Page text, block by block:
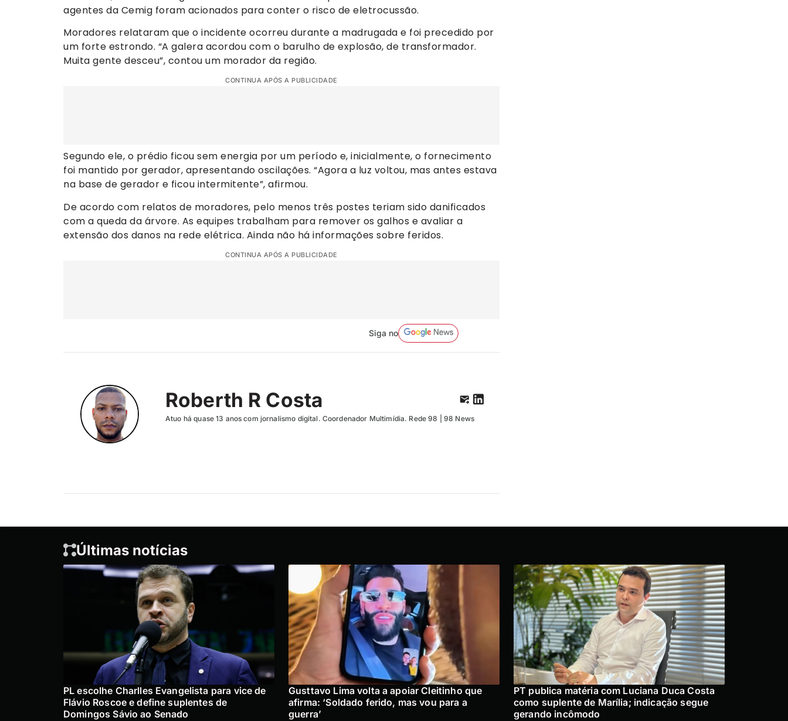
agentes da Cemig foram acionados para conter o risco de eletrocussão.
Moradores relataram que o incidente ocorreu durante a madrugada e foi precedido por
um forte estrondo. “A galera acordou com o barulho de explosão, de transformador.
Muita gente desceu”, contou um morador da região.
CONTINUA APÓS A PUBLICIDADE
Segundo ele, o prédio ficou sem energia por um período e, inicialmente, o fornecimento
foi mantido por gerador, apresentando oscilações. “Agora a luz voltou, mas antes estava
na base de gerador e ficou intermitente”, afirmou.
De acordo com relatos de moradores, pelo menos três postes teriam sido danificados
com a queda da árvore. As equipes trabalham para remover os galhos e avaliar a
extensão dos danos na rede elétrica. Ainda não há informações sobre feridos.
CONTINUA APÓS A PUBLICIDADE
Siga no
Roberth R Costa
Atuo há quase 13 anos com jornalismo digital. Coordenador Multimídia. Rede 98 | 98 News
Últimas notícias
PL escolhe Charlles Evangelista para vice de
Flávio Roscoe e define suplentes de
Domingos Sávio ao Senado
Gusttavo Lima volta a apoiar Cleitinho que
afirma: ‘Soldado ferido, mas vou para a
guerra’
PT publica matéria com Luciana Duca Costa
como suplente de Marília; indicação segue
gerando incômodo